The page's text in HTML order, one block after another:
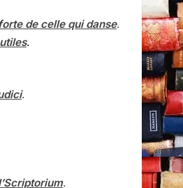
de celle qui danse.
.
.
.